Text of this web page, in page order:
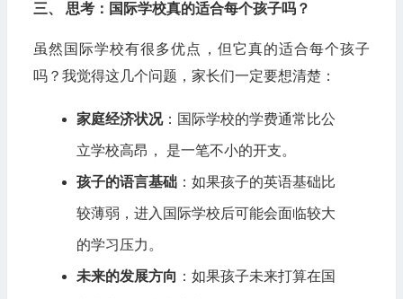
三、 思考：国际学校真的适合每个孩子吗？
虽然国际学校有很多优点，但它真的适合每个孩子
吗？我觉得这几个问题，家长们一定要想清楚：
家庭经济状况：国际学校的学费通常比公
立学校高昂， 是一笔不小的开支。
孩子的语言基础：如果孩子的英语基础比
较薄弱，进入国际学校后可能会面临较大
的学习压力。
未来的发展方向 ：如果孩子未来打算在国